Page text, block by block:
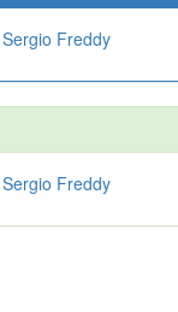
Freddy
Freddy